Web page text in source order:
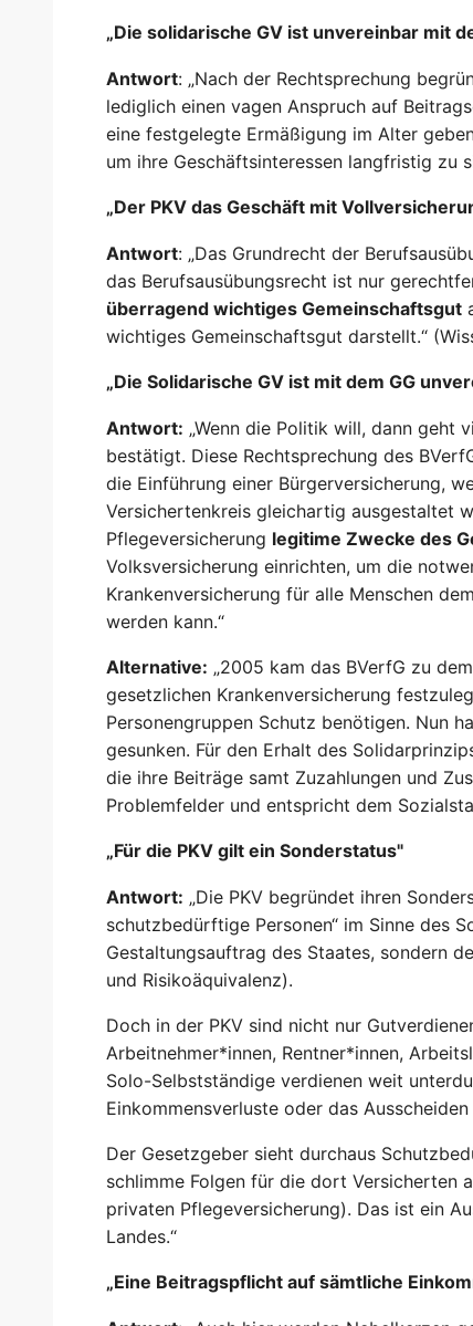
„Die solidarische GV ist unvereinbar mit
Antwort: „Nach der Rechtsprechung
lediglich einen vagen Anspruch auf
eine festgelegte Ermäßigung im Alter
um ihre Geschäftsinteressen langfristig zu
„Der PKV das Geschäft mit
Antwort: „Das Grundrecht der
das Berufsausübungsrecht ist nur
überragend wichtiges Gemeinschaftsgut
wichtiges Gemeinschaftsgut darstellt.“
„Die Solidarische GV ist mit dem GG
Antwort: „Wenn die Politik will, dann geht
bestätigt. Diese Rechtsprechung des
die Einführung einer Bürgerversicherung,
Versichertenkreis gleichartig ausgestaltet
Pflegeversicherung legitime Zwecke des
Volksversicherung einrichten, um die
Krankenversicherung für alle Menschen
werden kann.“
Alternative: „2005 kam das BVerfG zu
gesetzlichen Krankenversicherung
Personengruppen Schutz benötigen. Nun
gesunken. Für den Erhalt des
die ihre Beiträge samt Zuzahlungen und
Problemfelder und entspricht dem
„Für die PKV gilt ein Sonderstatus"
Antwort: „Die PKV begründet ihren
schutzbedürftige Personen“ im Sinne des
Gestaltungsauftrag des Staates, sondern
und Risikoäquivalenz).
Doch in der PKV sind nicht nur
Arbeitnehmer*innen, Rentner*innen,
Solo-Selbstständige verdienen weit
Einkommensverluste oder das
Der Gesetzgeber sieht durchaus
schlimme Folgen für die dort Versicherten
privaten Pflegeversicherung). Das ist ein
Landes.“
„Eine Beitragspflicht auf sämtliche